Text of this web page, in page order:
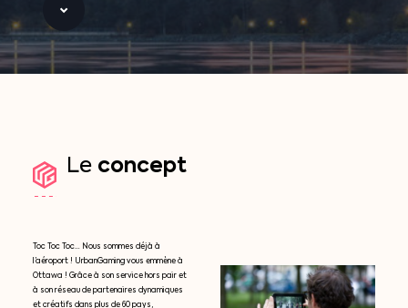
Le concept
Toc Toc Toc… Nous sommes déjà à
l’aéroport ! UrbanGaming vous emmène à
Ottawa ! Grâce à son service hors pair et
à son réseau de partenaires dynamiques
et créatifs dans plus de 60 pays,